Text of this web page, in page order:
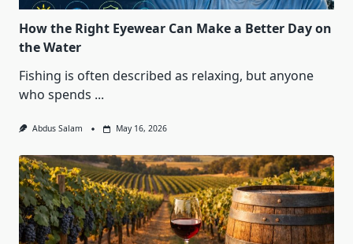
How the Right Eyewear Can Make a Better Day on
the Water
Fishing is often described as relaxing, but anyone
who spends ...
Abdus Salam May 16, 2026